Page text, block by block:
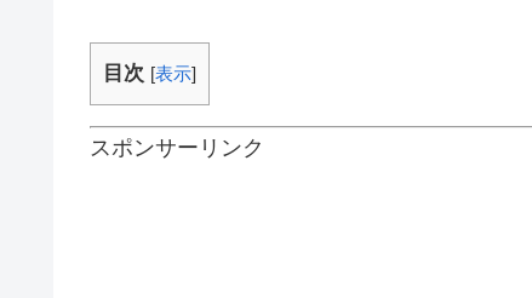
目次 [表示]
スポンサーリンク